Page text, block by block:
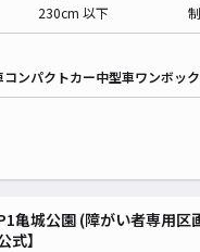
230cm 以下
コンパクトカー中型車ワンボッ
亀城公園 (障がい者専用区
式】